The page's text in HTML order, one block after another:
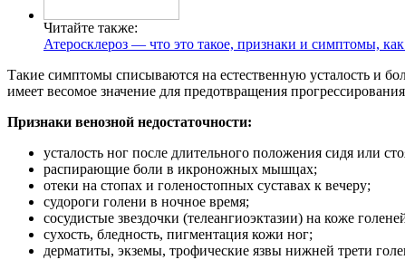
Читайте также:
Атеросклероз — что это такое, признаки и симптомы,
Такие симптомы списываются на естественную усталость и
имеет весомое значение для предотвращения
Признаки венозной недостаточности:
усталость ног после длительного положения сидя или
распирающие боли в икроножных мышцах;
отеки на стопах и голеностопных суставах к вечеру;
судороги голени в ночное время;
сосудистые звездочки (телеангиоэктазии) на коже
сухость, бледность, пигментация кожи ног;
дерматиты, экземы, трофические язвы нижней трети